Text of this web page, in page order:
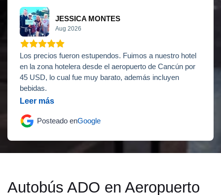
JESSICA MONTES
Aug 2026
Los precios fueron estupendos. Fuimos a nuestro hotel
en la zona hotelera desde el aeropuerto de Cancún por
45 USD, lo cual fue muy barato, además incluyen
bebidas.
Leer más
Posteado enGoogle
Autobús ADO en Aeropuerto